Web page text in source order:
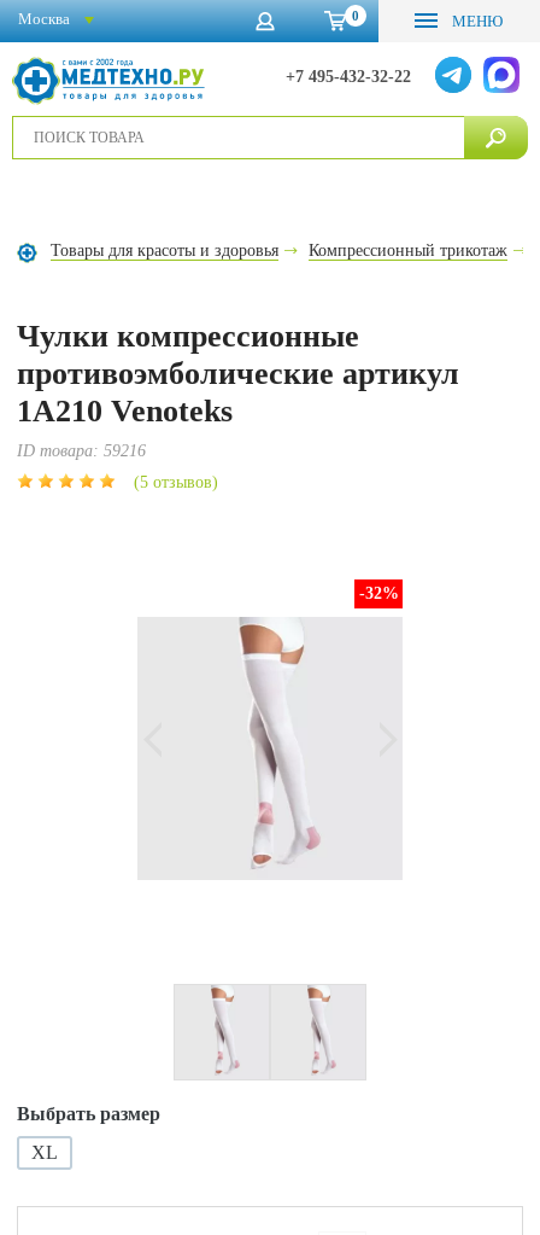
0 МЕНЮ
+7 495-432-32-22
Москва
Товары для красоты и здоровья Компрессионный трикотаж
Чулки компрессионные
противоэмболические артикул
1A210 Venoteks
ID товара:59216
(5 отзывов)
-32%
Выбрать размер
XL